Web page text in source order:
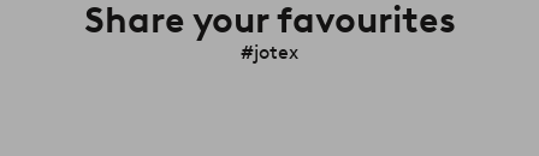
Share your favourites
#jotex